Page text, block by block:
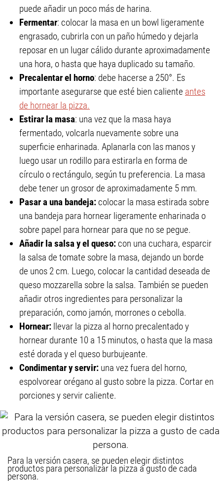
puede añadir un poco más de harina.
Fermentar: colocar la masa en un bowl ligeramente
engrasado, cubrirla con un paño húmedo y dejarla
reposar en un lugar cálido durante aproximadamente
una hora, o hasta que haya duplicado su tamaño.
Precalentar el horno: debe hacerse a 250°. Es
importante asegurarse que esté bien caliente antes
de hornear la pizza.
Estirar la masa: una vez que la masa haya
fermentado, volcarla nuevamente sobre una
superficie enharinada. Aplanarla con las manos y
luego usar un rodillo para estirarla en forma de
círculo o rectángulo, según tu preferencia. La masa
debe tener un grosor de aproximadamente 5 mm.
Pasar a una bandeja: colocar la masa estirada sobre
una bandeja para hornear ligeramente enharinada o
sobre papel para hornear para que no se pegue.
Añadir la salsa y el queso: con una cuchara, esparcir
la salsa de tomate sobre la masa, dejando un borde
de unos 2 cm. Luego, colocar la cantidad deseada de
queso mozzarella sobre la salsa. También se pueden
añadir otros ingredientes para personalizar la
preparación, como jamón, morrones o cebolla.
Hornear: llevar la pizza al horno precalentado y
hornear durante 10 a 15 minutos, o hasta que la masa
esté dorada y el queso burbujeante.
Condimentar y servir: una vez fuera del horno,
espolvorear orégano al gusto sobre la pizza. Cortar en
porciones y servir caliente.
Para la versión casera, se pueden elegir distintos
productos para personalizar la pizza a gusto de cada
persona.